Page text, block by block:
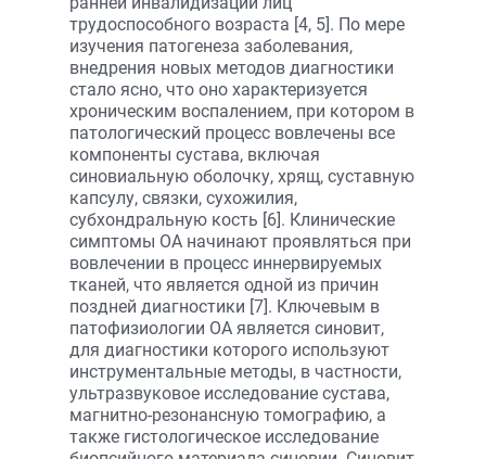
трудоспособного возраста [4, 5]. По мере
изучения патогенеза заболевания,
внедрения новых методов диагностики
стало ясно, что оно характеризуется
хроническим воспалением, при котором в
патологический процесс вовлечены все
компоненты сустава, включая
синовиальную оболочку, хрящ, суставную
капсулу, связки, сухожилия,
субхондральную кость [6]. Клинические
симптомы ОА начинают проявляться при
вовлечении в процесс иннервируемых
тканей, что является одной из причин
поздней диагностики [7]. Ключевым в
патофизиологии ОА является синовит,
для диагностики которого используют
инструментальные методы, в частности,
ультразвуковое исследование сустава,
магнитно-резонансную томографию, а
также гистологическое исследование